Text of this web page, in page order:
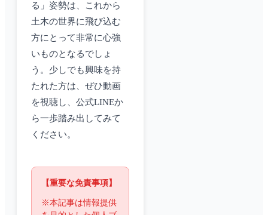
る」姿勢は、これから
土木の世界に飛び込む
方にとって非常に心強
いものとなるでしょ
う。少しでも興味を持
たれた方は、ぜひ動画
を視聴し、公式LINEか
ら一歩踏み出してみて
ください。
【重要な免責事項】
※本記事は情報提供